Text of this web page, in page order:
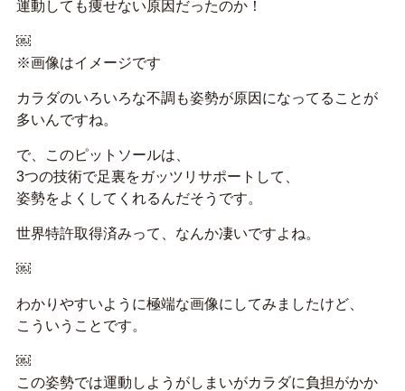
運動しても痩せない原因だったのか！
￼
※画像はイメージです
カラダのいろいろな不調も姿勢が原因になってることが
多いんですね。
で、このピットソールは、
3つの技術で足裏をガッツリサポートして、
姿勢をよくしてくれるんだそうです。
世界特許取得済みって、なんか凄いですよね。
￼
わかりやすいように極端な画像にしてみましたけど、
こういうことです。
￼
この姿勢では運動しようがしまいがカラダに負担がかか